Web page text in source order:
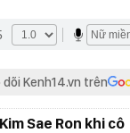
dõi Kenh14.vn trên
Sae Ron khi cô